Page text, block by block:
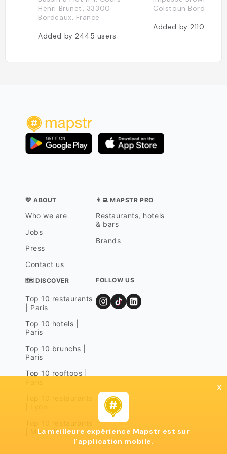
Henri Brunet, 33300
Bordeaux, France
Added by2445 users
Colstoun Bordeaux
Added by2110
💛 ABOUT
Who we are
Jobs
Press
Contact us
👨‍💻 MAPSTR PRO
Restaurants, hotels
& bars
Brands
🗺 DISCOVER
Top 10 restaurants
| Paris
Top 10 hotels |
Paris
Top 10 brunchs |
Paris
Top 10 rooftops |
| Marseille
FOLLOW US
x
La meilleure expérience Mapstr est sur
l'application mobile.